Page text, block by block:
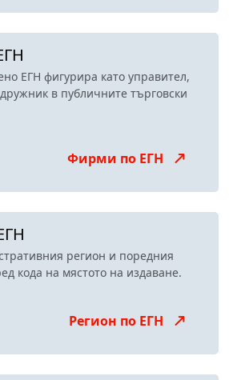
ЕГН фигурира като управител,
в публичните търговски
Фирми по ЕГН
регион и поредния
кода на мястото на издаване.
Регион по ЕГН